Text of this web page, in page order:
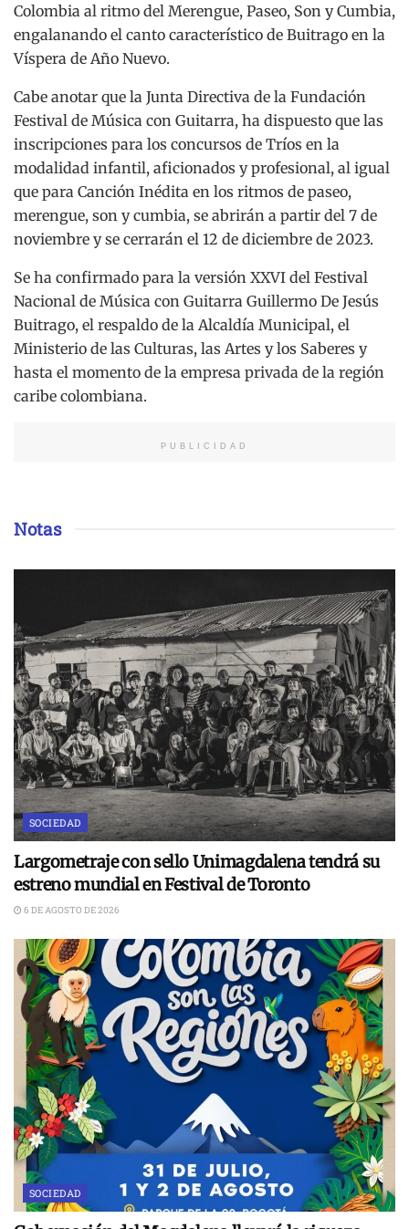
Colombia al ritmo del Merengue, Paseo, Son y Cumbia,
engalanando el canto característico de Buitrago en la
Víspera de Año Nuevo.
Cabe anotar que la Junta Directiva de la Fundación
Festival de Música con Guitarra, ha dispuesto que las
inscripciones para los concursos de Tríos en la
modalidad infantil, aficionados y profesional, al igual
que para Canción Inédita en los ritmos de paseo,
merengue, son y cumbia, se abrirán a partir del 7 de
noviembre y se cerrarán el 12 de diciembre de 2023.
Se ha confirmado para la versión XXVI del Festival
Nacional de Música con Guitarra Guillermo De Jesús
Buitrago, el respaldo de la Alcaldía Municipal, el
Ministerio de las Culturas, las Artes y los Saberes y
hasta el momento de la empresa privada de la región
caribe colombiana.
PUBLICIDAD
Notas
SOCIEDAD
Largometraje con sello Unimagdalena tendrá su
estreno mundial en Festival de Toronto
6 DE AGOSTO DE 2026
SOCIEDAD